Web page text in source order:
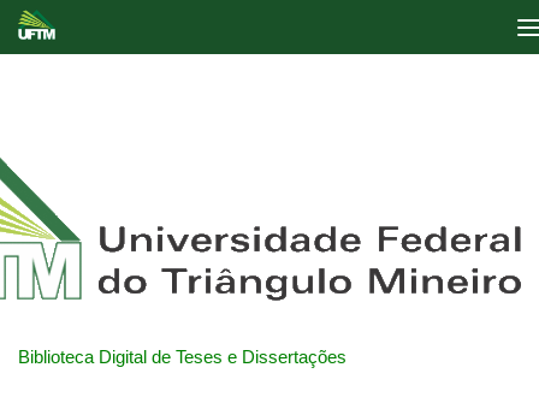
Biblioteca Digital de Teses e Dissertações